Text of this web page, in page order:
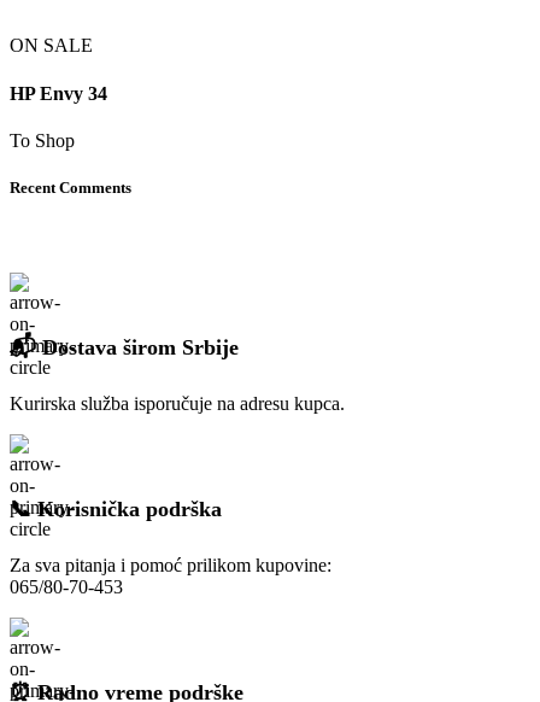
ON SALE
HP Envy 34
To Shop
Recent Comments
📬 Dostava širom Srbije
Kurirska služba isporučuje na adresu kupca.
📞 Korisnička podrška
Za sva pitanja i pomoć prilikom kupovine:
065/80-70-453
⏰ Radno vreme podrške